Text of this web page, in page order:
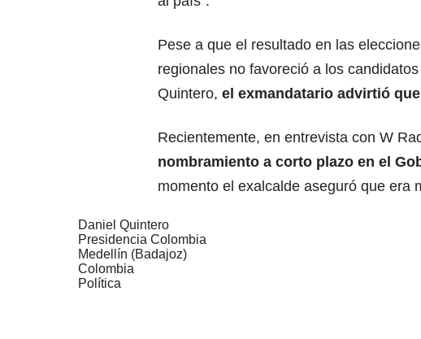
Pese a que el resultado en las
regionales no favoreció a los
Quintero, el exmandatario advirtió
Recientemente, en entrevista con W
nombramiento a corto plazo en el
momento el exalcalde aseguró que era
Daniel Quintero
Presidencia Colombia
Medellín (Badajoz)
Colombia
Política